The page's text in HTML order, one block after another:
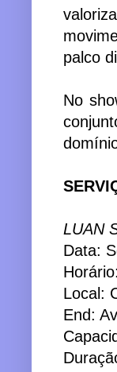
palco
No
LUAN
Data:
Local:
End: